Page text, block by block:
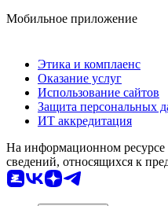
Мобильное приложение
Этика и комплаенс
Оказание услуг
Использование сайтов
Защита персональных
ИТ аккредитация
На информационном ресурсе
сведений, относящихся к